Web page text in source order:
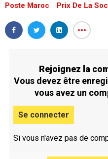
Poste Maroc
Prix De La
Rejoignez la
Vous devez être
vous avez un
Se connecter
Si vous n'avez pas de